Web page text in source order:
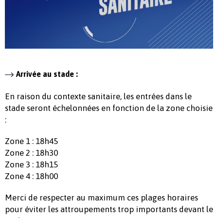
Arrivée au stade :
En raison du contexte sanitaire, les entrées dans le
stade seront échelonnées en fonction de la zone choisie
:
Zone 1 : 18h45
Zone 2 : 18h30
Zone 3 : 18h15
Zone 4 : 18h00
Merci de respecter au maximum ces plages horaires
pour éviter les attroupements trop importants devant le